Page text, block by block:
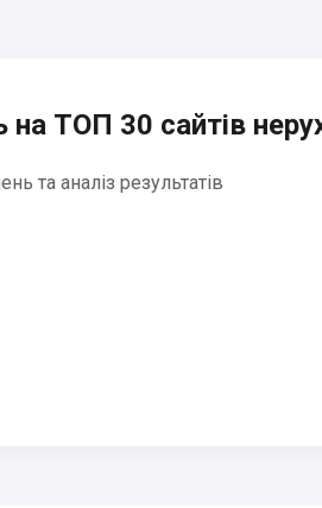
ТОП 30 сайтів
та аналіз результатів